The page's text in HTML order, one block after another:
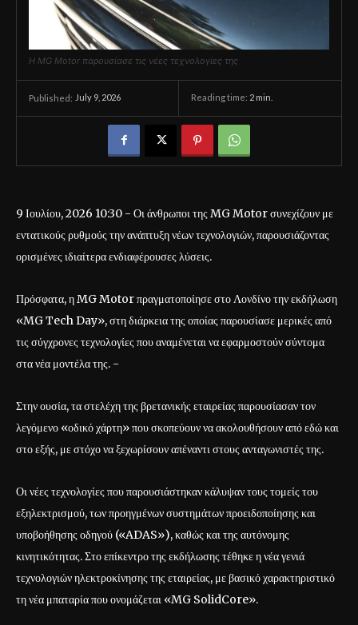
Η MG Motor παρουσίασε τις νέες τεχνολογίες της
Published: July 9, 2026 Reading time: 2 min.
9 Ιουλίου, 2026 10:30 - Οι άνθρωποι της MG Motor συνεχίζουν με
εντατικούς ρυθμούς την ανάπτυξη νέων τεχνολογιών, παρουσιάζοντας
ορισμένες ιδιαίτερα ενδιαφέρουσες λύσεις.
Πρόσφατα, η MG Motor πραγματοποίησε στο Λονδίνο την εκδήλωση
«MG Tech Day», στη διάρκεια της οποίας παρουσίασε μερικές από
τις σύγχρονες τεχνολογίες που αναμένεται να εφαρμοστούν σύντομα
στα νέα μοντέλα της. -
Στην ουσία, τα στελέχη της βρετανικής εταιρείας παρουσίασαν τον
λεγόμενο «οδικό χάρτη» που σκοπεύουν να ακολουθήσουν από εδώ και
στο εξής, με στόχο να ξεχωρίσουν απέναντι στους ανταγωνιστές της.
Οι νέες τεχνολογίες που παρουσιάστηκαν κάλυψαν τους τομείς του
εξηλεκτρισμού, των προηγμένων συστημάτων προειδοποίησης και
υποβοήθησης οδηγού («ADAS»), καθώς και της αυτόνομης
κινητικότητας. Στο επίκεντρο της εκδήλωσης τέθηκε η νέα γενιά
τεχνολογιών ηλεκτροκίνησης της εταιρείας, με βασικό χαρακτηριστικό
τη νέα μπαταρία που ονομάζεται «MG SolidCore».